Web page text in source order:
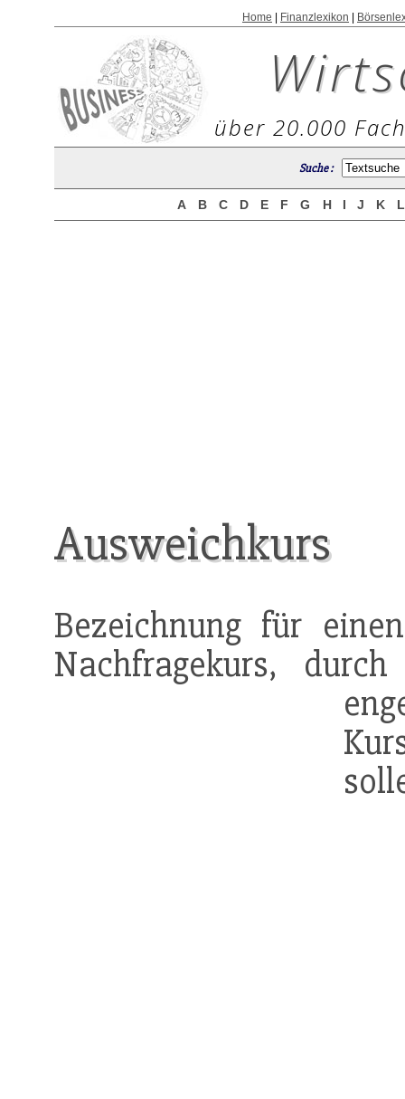
Home Finanzlexikon
über 20.000
Suche :
A B C D E F G H I J K
Ausweichkurs
Bezeichnung für
Nachfragekurs,